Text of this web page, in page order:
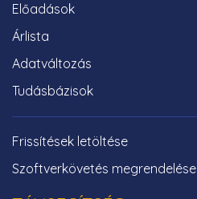
Előadások
Árlista
Adatváltozás
Tudásbázisok
Frissítések letöltése
Szoftverkövetés megrendelése